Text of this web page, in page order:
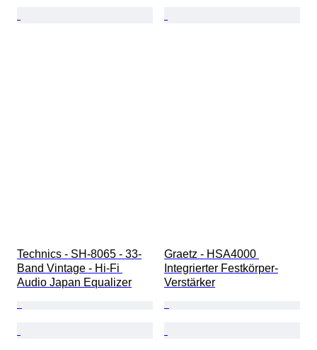
Technics - SH-8065 - 33-
Band Vintage - Hi-Fi
Audio Japan Equalizer
Graetz - HSA4000
Integrierter Festkörper-
Verstärker